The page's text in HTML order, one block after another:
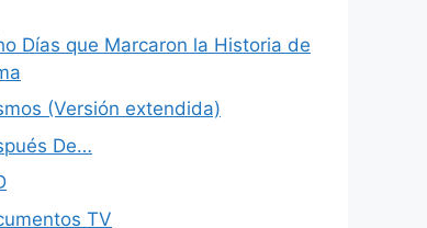
Días que Marcaron la Historia de
(Versión extendida)
De…
TV